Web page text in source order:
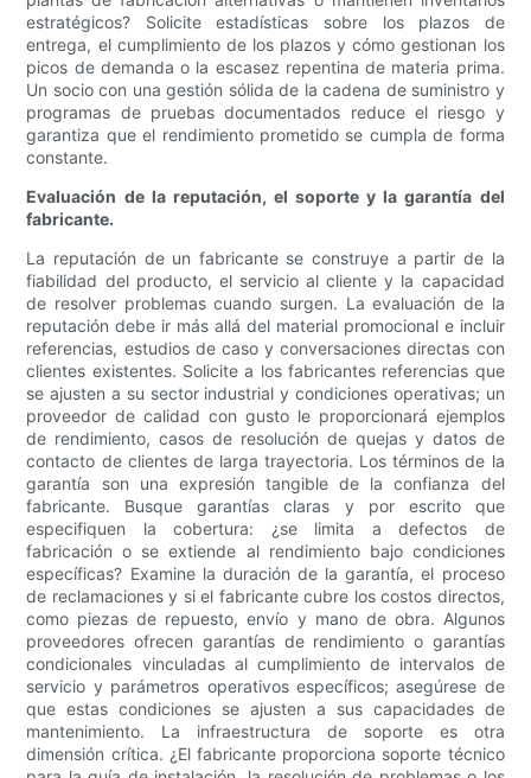
estratégicos? Solicite estadísticas sobre los plazos de
entrega, el cumplimiento de los plazos y cómo gestionan los
picos de demanda o la escasez repentina de materia prima.
Un socio con una gestión sólida de la cadena de suministro y
programas de pruebas documentados reduce el riesgo y
garantiza que el rendimiento prometido se cumpla de forma
constante.
Evaluación de la reputación, el soporte y la garantía del
fabricante.
La reputación de un fabricante se construye a partir de la
fiabilidad del producto, el servicio al cliente y la capacidad
de resolver problemas cuando surgen. La evaluación de la
reputación debe ir más allá del material promocional e incluir
referencias, estudios de caso y conversaciones directas con
clientes existentes. Solicite a los fabricantes referencias que
se ajusten a su sector industrial y condiciones operativas; un
proveedor de calidad con gusto le proporcionará ejemplos
de rendimiento, casos de resolución de quejas y datos de
contacto de clientes de larga trayectoria. Los términos de la
garantía son una expresión tangible de la confianza del
fabricante. Busque garantías claras y por escrito que
especifiquen la cobertura: ¿se limita a defectos de
fabricación o se extiende al rendimiento bajo condiciones
específicas? Examine la duración de la garantía, el proceso
de reclamaciones y si el fabricante cubre los costos directos,
como piezas de repuesto, envío y mano de obra. Algunos
proveedores ofrecen garantías de rendimiento o garantías
condicionales vinculadas al cumplimiento de intervalos de
servicio y parámetros operativos específicos; asegúrese de
que estas condiciones se ajusten a sus capacidades de
mantenimiento. La infraestructura de soporte es otra
dimensión crítica. ¿El fabricante proporciona soporte técnico